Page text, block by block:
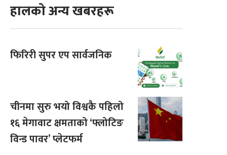
हालको अन्य खबरहरू
फिरिरी सुपर एप सार्वजनिक
चीनमा सुरु भयो विश्वकै पहिलो
१६ मेगावाट क्षमताको ‘फ्लोटिङ
विन्ड पावर’ प्लेटफर्म